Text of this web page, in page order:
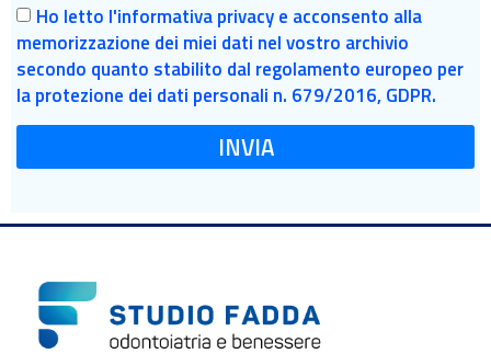
Ho letto l'informativa privacy e acconsento alla
memorizzazione dei miei dati nel vostro archivio
secondo quanto stabilito dal regolamento europeo per
la protezione dei dati personali n. 679/2016, GDPR.
INVIA